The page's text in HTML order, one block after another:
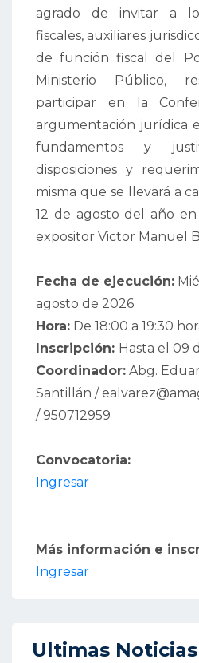
agrado de invitar a
fiscales, auxiliares
de función fiscal del
Ministerio Público,
participar en la
argumentación jurídica
fundamentos y
disposiciones y
misma que se llevará a
12 de agosto del año
expositor Victor Manuel
Fecha de ejecución:
agosto de 2026
Hora: De 18:00 a 19:30
Inscripción: Hasta el 09
Coordinador: Abg.
Santillán /
/ 950712959
Convocatoria:
Ingresar
Más información e
Ingresar
Ultimas Noticias